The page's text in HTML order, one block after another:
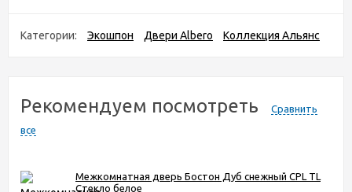
Категории: Экошпон Двери Albero Коллекция Альянс
Рекомендуем посмотреть
Сравнить
все
Межкомнатная дверь Бостон Дуб снежный CPL TL
Стекло белое